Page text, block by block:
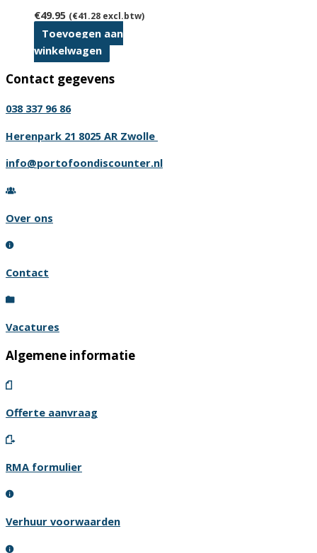
€49.95 (€41.28 excl.btw)
Toevoegen aan
winkelwagen
Contact gegevens
038 337 96 86
Herenpark 21 8025 AR Zwolle
info@portofoondiscounter.nl
Over ons
Contact
Vacatures
Algemene informatie
Offerte aanvraag
RMA formulier
Verhuur voorwaarden